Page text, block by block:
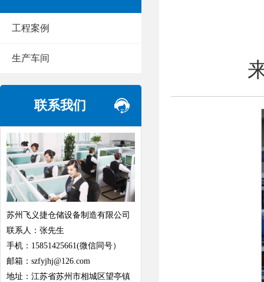
工程案例
生产车间
联系我们
苏州飞义捷仓储设备制造有限公司
联系人：张先生
手机：15851425661(微信同号）
邮箱：szfyjhj@126.com
地址：江苏省苏州市相城区望亭镇